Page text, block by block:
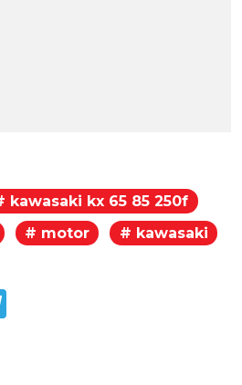
kawasaki kx 65 85 250f
# motor # kawasaki